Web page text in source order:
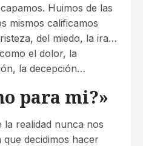
Huimos de las
mismos calificamos
del miedo, la ira…
el dolor, la
la decepción…
para mi?»
la realidad nunca nos
que decidimos hacer